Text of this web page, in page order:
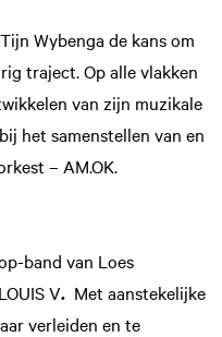
Wybenga de kans om
traject. Op alle vlakken
van zijn muzikale
het samenstellen van en
– AM.OK.
band van Loes
V. Met aanstekelijke
verleiden en te